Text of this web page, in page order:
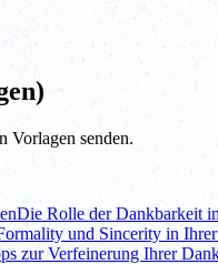
Vorlagen senden.
Die Rolle der Dankbarkeit
und Sincerity in
zur Verfeinerung Ihrer